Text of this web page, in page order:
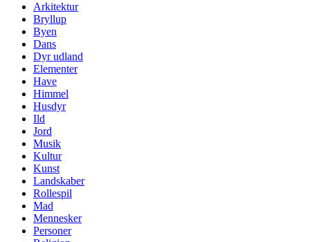
Arkitektur
Bryllup
Byen
Dans
Dyr udland
Elementer
Have
Himmel
Husdyr
Ild
Jord
Musik
Kultur
Kunst
Landskaber
Rollespil
Mad
Mennesker
Personer